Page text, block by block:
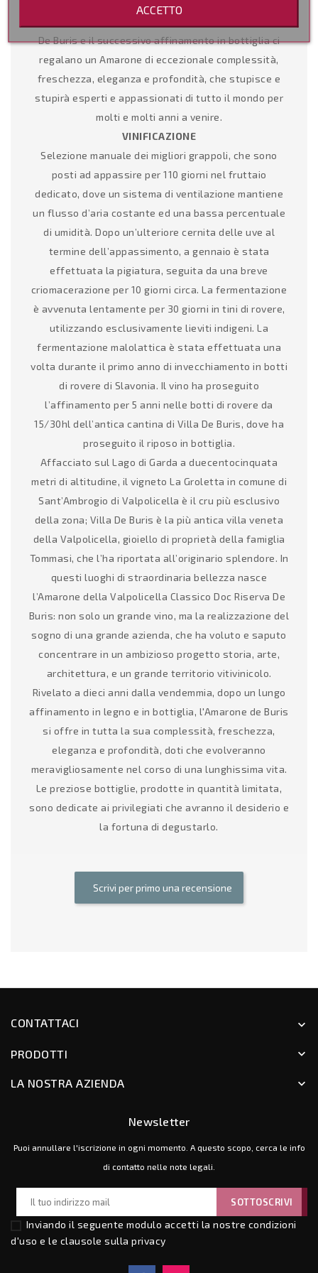
De Buris e il successivo affinamento in bottiglia ci
regalano un Amarone di eccezionale complessità,
freschezza, eleganza e profondità, che stupisce e
stupirà esperti e appassionati di tutto il mondo per
molti e molti anni a venire.
VINIFICAZIONE
Selezione manuale dei migliori grappoli, che sono
posti ad appassire per 110 giorni nel fruttaio
dedicato, dove un sistema di ventilazione mantiene
un flusso d’aria costante ed una bassa percentuale
di umidità. Dopo un’ulteriore cernita delle uve al
termine dell’appassimento, a gennaio è stata
effettuata la pigiatura, seguita da una breve
criomacerazione per 10 giorni circa. La fermentazione
è avvenuta lentamente per 30 giorni in tini di rovere,
utilizzando esclusivamente lieviti indigeni. La
fermentazione malolattica è stata effettuata una
volta durante il primo anno di invecchiamento in botti
di rovere di Slavonia. Il vino ha proseguito
l’affinamento per 5 anni nelle botti di rovere da
15/30hl dell’antica cantina di Villa De Buris, dove ha
proseguito il riposo in bottiglia.
Affacciato sul Lago di Garda a duecentocinquata
metri di altitudine, il vigneto La Groletta in comune di
Sant’Ambrogio di Valpolicella è il cru più esclusivo
della zona; Villa De Buris è la più antica villa veneta
della Valpolicella, gioiello di proprietà della famiglia
Tommasi, che l’ha riportata all’originario splendore. In
questi luoghi di straordinaria bellezza nasce
l’Amarone della Valpolicella Classico Doc Riserva De
Buris: non solo un grande vino, ma la realizzazione del
sogno di una grande azienda, che ha voluto e saputo
concentrare in un ambizioso progetto storia, arte,
architettura, e un grande territorio vitivinicolo.
Rivelato a dieci anni dalla vendemmia, dopo un lungo
affinamento in legno e in bottiglia, l'Amarone de Buris
si offre in tutta la sua complessità, freschezza,
eleganza e profondità, doti che evolveranno
meravigliosamente nel corso di una lunghissima vita.
Le preziose bottiglie, prodotte in quantità limitata,
sono dedicate ai privilegiati che avranno il desiderio e
la fortuna di degustarlo.
Scrivi per primo una recensione
CONTATTACI keyboard_arrow_down
PRODOTTI keyboard_arrow_down
LA NOSTRA AZIENDA keyboard_arrow_down
Newsletter
Puoi annullare l'iscrizione in ogni momento. A questo scopo, cerca le info
di contatto nelle note legali.
Inviando il seguente modulo accetti la nostre condizioni
d'uso e le clausole sulla privacy
ACCETTO